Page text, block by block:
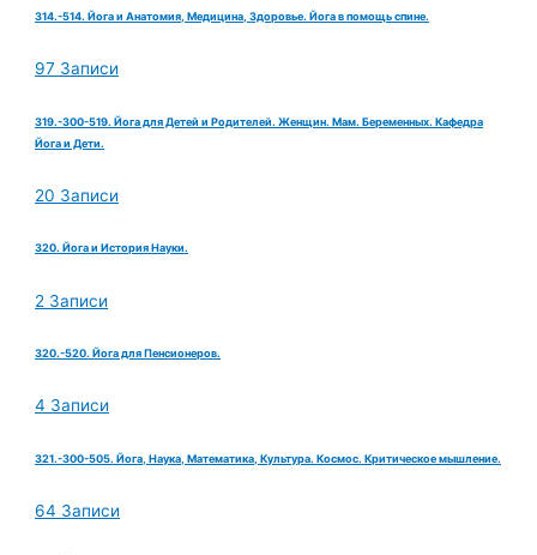
314.-514. Йога и Анатомия, Медицина, Здоровье. Йога в помощь спине.
97 Записи
319.-300-519. Йога для Детей и Родителей. Женщин. Мам. Беременных. Кафедра
Йога и Дети.
20 Записи
320. Йога и История Науки.
2 Записи
320.-520. Йога для Пенсионеров.
4 Записи
321.-300-505. Йога, Наука, Математика, Культура. Космос. Критическое мышление.
64 Записи